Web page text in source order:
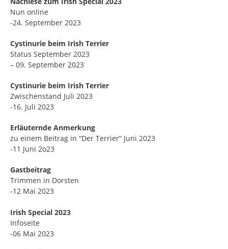
Nun online
-24. September 2023
Cystinurie beim Irish Terrier
Status September 2023
– 09. September 2023
Cystinurie beim Irish Terrier
Zwischenstand Juli 2023
-16. Juli 2023
Erläuternde Anmerkung
zu einem Beitrag in “Der Terrier” Juni 2023
-11 Juni 2o23
Gastbeitrag
Trimmen in Dorsten
-12 Mai 2023
Irish Special 2023
Infoseite
-06 Mai 2023